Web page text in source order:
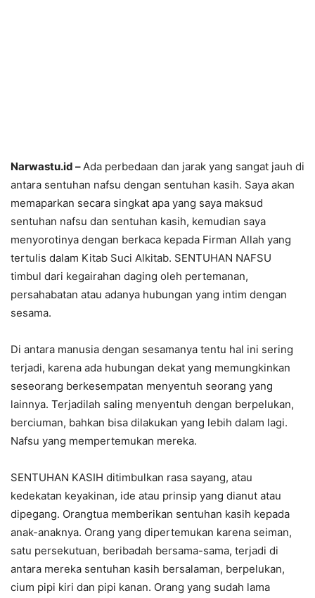
Narwastu.id –Ada perbedaan dan jarak yang sangat jauh di
antara sentuhan nafsu dengan sentuhan kasih. Saya akan
memaparkan secara singkat apa yang saya maksud
sentuhan nafsu dan sentuhan kasih, kemudian saya
menyorotinya dengan berkaca kepada Firman Allah yang
tertulis dalam Kitab Suci Alkitab. SENTUHAN NAFSU
timbul dari kegairahan daging oleh pertemanan,
persahabatan atau adanya hubungan yang intim dengan
sesama.
Di antara manusia dengan sesamanya tentu hal ini sering
terjadi, karena ada hubungan dekat yang memungkinkan
seseorang berkesempatan menyentuh seorang yang
lainnya. Terjadilah saling menyentuh dengan berpelukan,
berciuman, bahkan bisa dilakukan yang lebih dalam lagi.
Nafsu yang mempertemukan mereka.
SENTUHAN KASIH ditimbulkan rasa sayang, atau
kedekatan keyakinan, ide atau prinsip yang dianut atau
dipegang. Orangtua memberikan sentuhan kasih kepada
anak-anaknya. Orang yang dipertemukan karena seiman,
satu persekutuan, beribadah bersama-sama, terjadi di
antara mereka sentuhan kasih bersalaman, berpelukan,
cium pipi kiri dan pipi kanan. Orang yang sudah lama